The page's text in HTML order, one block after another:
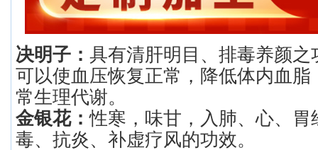
决明子： 具有清肝明目、排毒养颜之
可以使血压恢复正常，降低体内血脂
常生理代谢。
金银花：性寒，味甘，入肺、心、胃
毒、抗炎、补虚疗风的功效。